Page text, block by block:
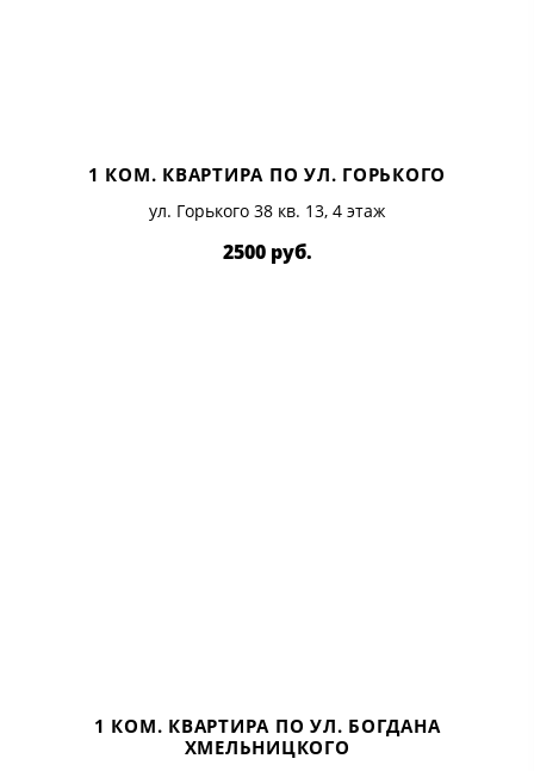
1 КОМ. КВАРТИРА ПО УЛ. ГОРЬКОГО
ул. Горького 38 кв. 13, 4 этаж
2500 руб.
1 КОМ. КВАРТИРА ПО УЛ. БОГДАНА
ХМЕЛЬНИЦКОГО